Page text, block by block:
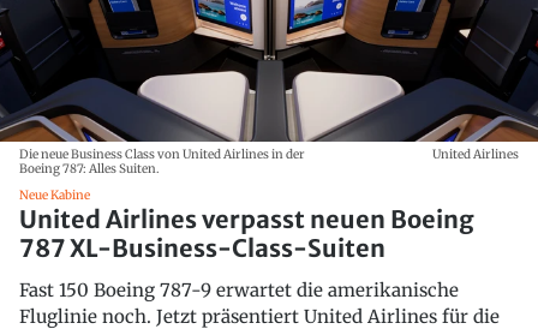
Die neue Business Class von United Airlines in der
Boeing 787: Alles Suiten.
United Airlines
Neue Kabine
United Airlines verpasst neuen Boeing
787 XL-Business-Class-Suiten
Fast 150 Boeing 787-9 erwartet die amerikanische
Fluglinie noch. Jetzt präsentiert United Airlines für die